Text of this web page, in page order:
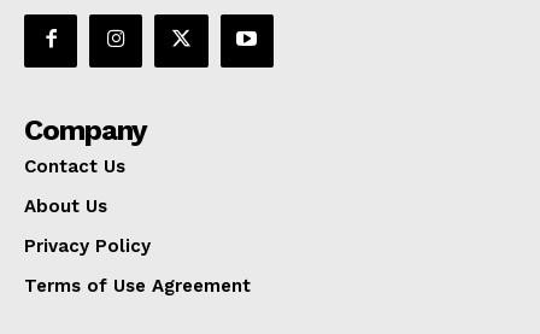
Company
Contact Us
About Us
Privacy Policy
Terms of Use Agreement